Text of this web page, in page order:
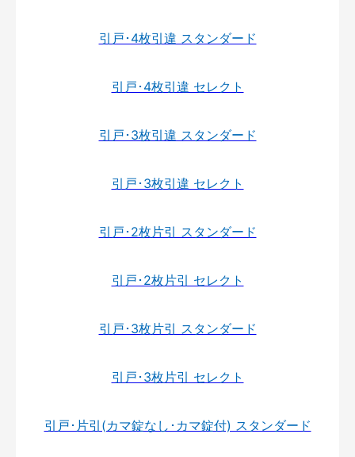
引戸･4枚引違 スタンダード
引戸･4枚引違 セレクト
引戸･3枚引違 スタンダード
引戸･3枚引違 セレクト
引戸･2枚片引 スタンダード
引戸･2枚片引 セレクト
引戸･3枚片引 スタンダード
引戸･3枚片引 セレクト
引戸･片引(カマ錠なし･カマ錠付) スタンダード